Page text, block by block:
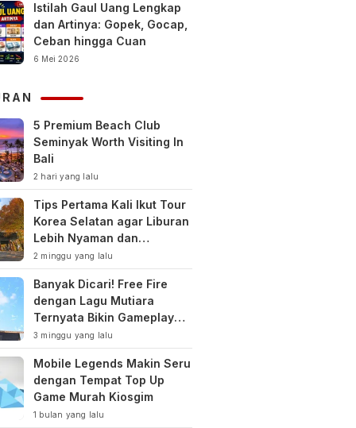
Istilah Gaul Uang Lengkap
dan Artinya: Gopek, Gocap,
Ceban hingga Cuan
6 Mei 2026
5 Premium Beach Club
Seminyak Worth Visiting In
Bali
2 hari yang lalu
Tips Pertama Kali Ikut Tour
Korea Selatan agar Liburan
Lebih Nyaman dan
Berkesan
2 minggu yang lalu
Banyak Dicari! Free Fire
dengan Lagu Mutiara
Ternyata Bikin Gameplay
Makin Keren
3 minggu yang lalu
Mobile Legends Makin Seru
dengan Tempat Top Up
Game Murah Kiosgim
1 bulan yang lalu